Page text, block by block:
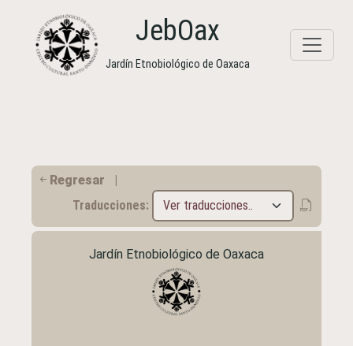
JebOax
Jardín Etnobiológico de Oaxaca
Regresar
Traducciones:
Jardín Etnobiológico de Oaxaca